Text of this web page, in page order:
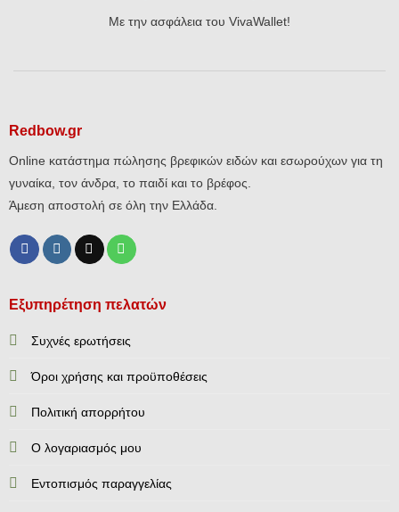
Με την ασφάλεια του VivaWallet!
Redbow.gr
Online κατάστημα πώλησης βρεφικών ειδών και εσωρούχων για τη
γυναίκα, τον άνδρα, το παιδί και το βρέφος.
Άμεση αποστολή σε όλη την Ελλάδα.
Εξυπηρέτηση πελατών
Συχνές ερωτήσεις
Όροι χρήσης και προϋποθέσεις
Πολιτική απορρήτου
Ο λογαριασμός μου
Εντοπισμός παραγγελίας